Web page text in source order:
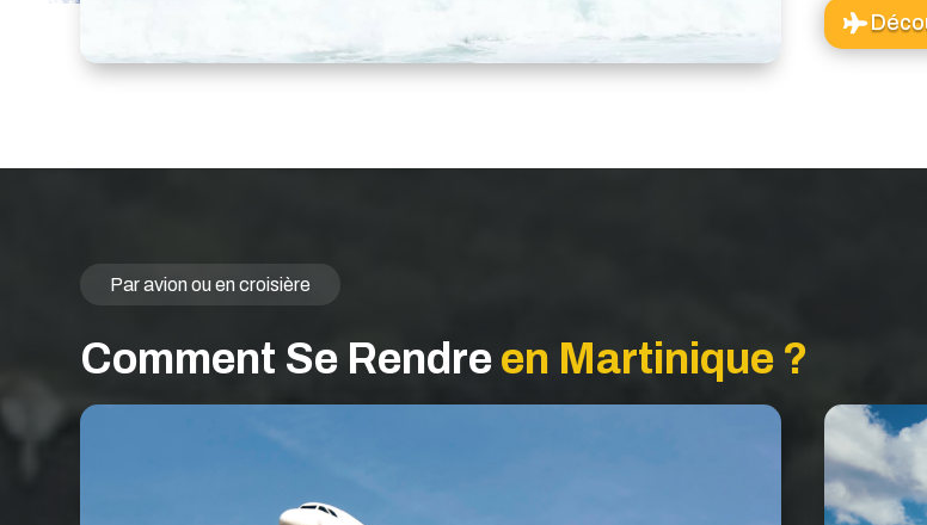
Par avion ou en croisière
Comment Se Rendre en Martinique ?